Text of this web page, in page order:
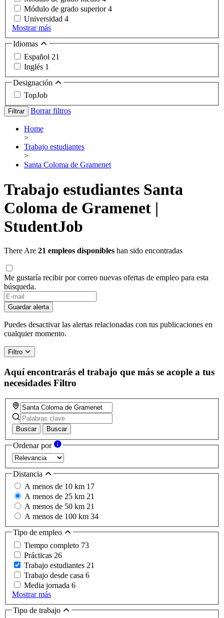
Módulo de grado superior4
Universidad 4
Mostrar más
Idiomas
Español 21
Inglés 1
Designación
TopJob
Filtrar Borrar filtros
Home
>
Trabajo estudiantes
>
Santa Coloma de Gramenet
Trabajo estudiantes Santa
Coloma de Gramenet |
StudentJob
There Are 21 empleos disponibles han sido encontradas
Me gustaría recibir por correo nuevas ofertas de empleo para esta
búsqueda.
Guardar alerta
Puedes desactivar las alertas relacionadas con tus publicaciones en
cualquier momento.
Filtro
Aquí encontrarás el trabajo que más se acople a tus
necesidades Filtro
Buscar Buscar
Ordenar por
Distancia
A menos de 10 km 17
A menos de 25 km 21
A menos de 50 km 21
A menos de 100 km 34
Tipo de empleo
Tiempo completo 73
Prácticas 26
Trabajo estudiantes 21
Trabajo desde casa 6
Media jornada 6
Mostrar más
Tipo de trabajo